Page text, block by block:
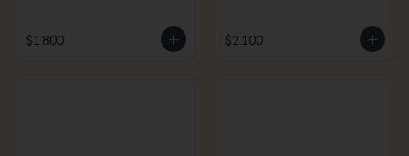
$1.800 $2.100